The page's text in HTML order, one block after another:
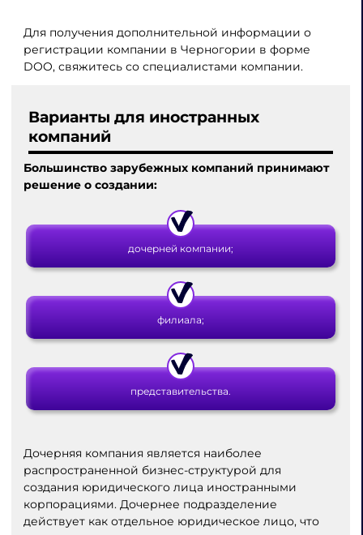
Для получения дополнительной информации о
регистрации компании в Черногории в форме
DOO, свяжитесь со специалистами компании.
Варианты для иностранных
компаний
Большинство зарубежных компаний принимают
решение о создании:
дочерней компании;
филиала;
представительства.
Дочерняя компания является наиболее
распространенной бизнес-структурой для
создания юридического лица иностранными
корпорациями. Дочернее подразделение
действует как отдельное юридическое лицо, что